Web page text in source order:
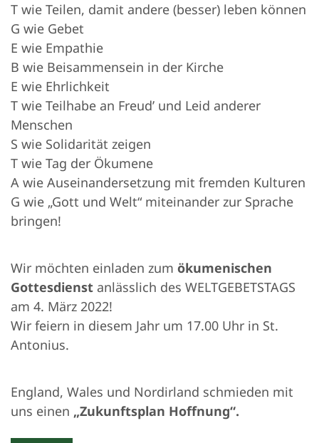
T wie Teilen, damit andere (besser) leben können
G wie Gebet
E wie Empathie
B wie Beisammensein in der Kirche
E wie Ehrlichkeit
T wie Teilhabe an Freud’ und Leid anderer
Menschen
S wie Solidarität zeigen
T wie Tag der Ökumene
A wie Auseinandersetzung mit fremden Kulturen
G wie „Gott und Welt“ miteinander zur Sprache
bringen!
Wir möchten einladen zum ökumenischen
Gottesdienst anlässlich des WELTGEBETSTAGS
am 4. März 2022!
Wir feiern in diesem Jahr um 17.00 Uhr in St.
Antonius.
England, Wales und Nordirland schmieden mit
uns einen „Zukunftsplan Hoffnung“.